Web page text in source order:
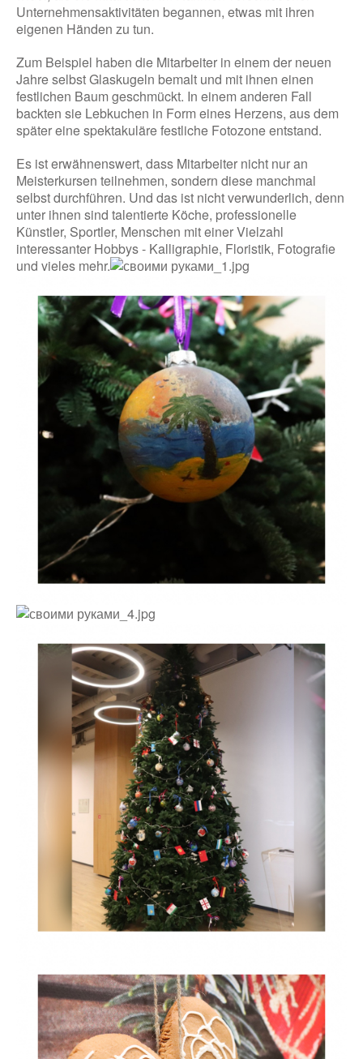
Unternehmensaktivitäten begannen, etwas mit ihren
eigenen Händen zu tun.
Zum Beispiel haben die Mitarbeiter in einem der neuen
Jahre selbst Glaskugeln bemalt und mit ihnen einen
festlichen Baum geschmückt. In einem anderen Fall
backten sie Lebkuchen in Form eines Herzens, aus dem
später eine spektakuläre festliche Fotozone entstand.
Es ist erwähnenswert, dass Mitarbeiter nicht nur an
Meisterkursen teilnehmen, sondern diese manchmal
selbst durchführen. Und das ist nicht verwunderlich, denn
unter ihnen sind talentierte Köche, professionelle
Künstler, Sportler, Menschen mit einer Vielzahl
interessanter Hobbys - Kalligraphie, Floristik, Fotografie
und vieles mehr.